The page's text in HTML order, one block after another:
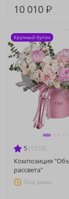
10 010 ₽
5 (1533)
Композиция
рассвета"
Под заказ
Крупный бутон